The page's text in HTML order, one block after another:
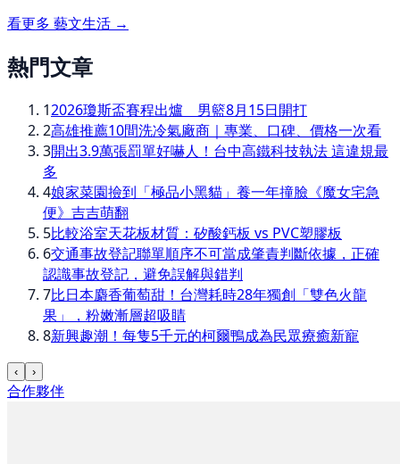
看更多 藝文生活 →
熱門文章
12026瓊斯盃賽程出爐 男籃8月15日開打
2高雄推薦10間洗冷氣廠商｜專業、口碑、價格一次看
3開出3.9萬張罰單好嚇人！台中高鐵科技執法 這違規最
多
4娘家菜園撿到「極品小黑貓」養一年撞臉《魔女宅急
便》吉吉萌翻
5比較浴室天花板材質：矽酸鈣板 vs PVC塑膠板
6交通事故登記聯單順序不可當成肇責判斷依據，正確
認識事故登記，避免誤解與錯判
7比日本麝香葡萄甜！台灣耗時28年獨創「雙色火龍
果」，粉嫩漸層超吸睛
8新興趣潮！每隻5千元的柯爾鴨成為民眾療癒新寵
‹ ›
合作夥伴